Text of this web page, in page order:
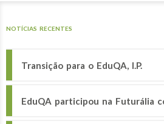
NOTÍCIAS RECENTES
Transição para o EduQA, I.P.
EduQA participou na Futurália